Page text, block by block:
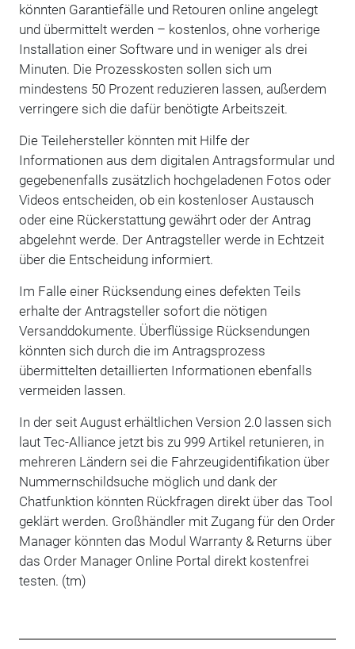
könnten Garantiefälle und Retouren online angelegt
und übermittelt werden – kostenlos, ohne vorherige
Installation einer Software und in weniger als drei
Minuten. Die Prozesskosten sollen sich um
mindestens 50 Prozent reduzieren lassen, außerdem
verringere sich die dafür benötigte Arbeitszeit.
Die Teilehersteller könnten mit Hilfe der
Informationen aus dem digitalen Antragsformular und
gegebenenfalls zusätzlich hochgeladenen Fotos oder
Videos entscheiden, ob ein kostenloser Austausch
oder eine Rückerstattung gewährt oder der Antrag
abgelehnt werde. Der Antragsteller werde in Echtzeit
über die Entscheidung informiert.
Im Falle einer Rücksendung eines defekten Teils
erhalte der Antragsteller sofort die nötigen
Versanddokumente. Überflüssige Rücksendungen
könnten sich durch die im Antragsprozess
übermittelten detaillierten Informationen ebenfalls
vermeiden lassen.
In der seit August erhältlichen Version 2.0 lassen sich
laut Tec-Alliance jetzt bis zu 999 Artikel retunieren, in
mehreren Ländern sei die Fahrzeugidentifikation über
Nummernschildsuche möglich und dank der
Chatfunktion könnten Rückfragen direkt über das Tool
geklärt werden. Großhändler mit Zugang für den Order
Manager könnten das Modul Warranty & Returns über
das Order Manager Online Portal direkt kostenfrei
testen. (tm)